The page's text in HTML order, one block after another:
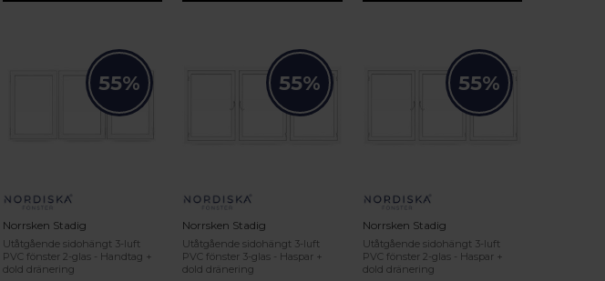
55%
Norrsken Stadig
Utåtgående sidohängt 3-luft
PVC fönster 2-glas - Handtag +
dold dränering
55%
Norrsken Stadig
Utåtgående sidohängt 3-luft
PVC fönster 3-glas - Haspar +
dold dränering
55%
Norrsken Stadig
Utåtgående sidohängt 3-luft
PVC fönster 2-glas - Haspar +
dold dränering